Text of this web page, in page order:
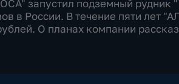
запустил подземный рудник
в России. В течение пяти лет
О планах компании